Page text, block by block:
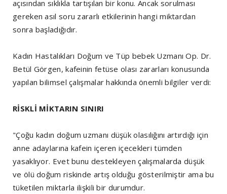
açısından sıklıkla tartışılan bir konu. Ancak sorulması
gereken asıl soru zararlı etkilerinin hangi miktardan
sonra başladığıdır.
Kadın Hastalıkları Doğum ve Tüp bebek Uzmanı Op. Dr.
Betül Görgen, kafeinin fetüse olası zararları konusunda
yapılan bilimsel çalışmalar hakkında önemli bilgiler verdi:
RİSKLİ MİKTARIN SINIRI
"Çoğu kadın doğum uzmanı düşük olasılığını artırdığı için
anne adaylarına kafein içeren içecekleri tümden
yasaklıyor. Evet bunu destekleyen çalışmalarda düşük
ve ölü doğum riskinde artış olduğu gösterilmiştir ama bu
tüketilen miktarla ilişkili bir durumdur.